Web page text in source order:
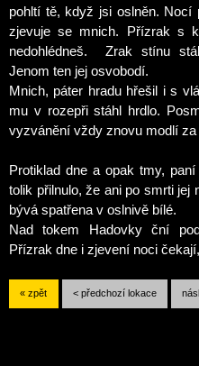
pohltí tě, když jsi oslněn. Nocí
zjevuje se mnich. Přízrak s
nedohlédneš. Zrak stínu
Jenom ten jej osvobodí.
Mnich, páter hradu hřešil i s
mu v rozepři stáhl hrdlo.
vyzvánění vždy znovu modlí za
Protiklad dne a opak tmy,
tolik přilnulo, že ani po smrti jej
bývá spatřena v oslnivě bílé.
Nad tokem Hadovky ční
Přízrak dne i zjevení noci
« zpět < předchozí lokace